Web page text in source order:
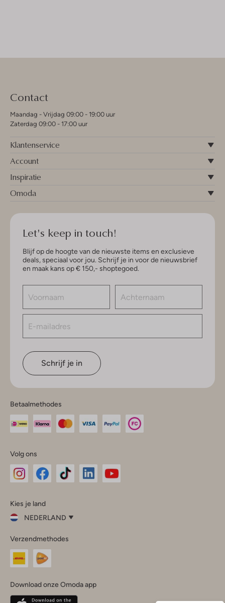
Contact
Maandag - Vrijdag 09:00 - 19:00 uur
Zaterdag 09:00 - 17:00 uur
Klantenservice
Account
Inspiratie
Omoda
Let's keep in touch!
Blijf op de hoogte van de nieuwste items en exclusieve
deals, speciaal voor jou. Schrijf je in voor de nieuwsbrief
en maak kans op € 150,- shoptegoed.
Schrijf je in
Betaalmethodes
Volg ons
InstagramFacebook
Kies je land
NEDERLAND
je
land
Nederland
Belgique(Français)
Verzendmethodes
Download onze Omoda app